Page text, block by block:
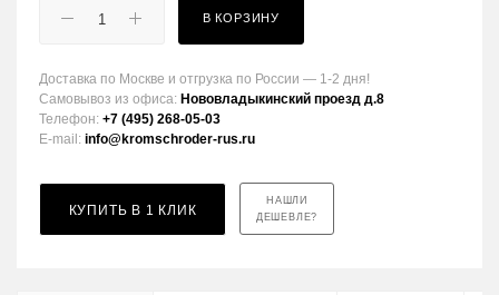
В КОРЗИНУ
Доставка по Москве и отгрузка по России — 1-2 дня!
Самовывоз из офиса: Нововладыкинский проезд д.8
Телефон: +7 (495) 268-05-03
E-mail: info@kromschroder-rus.ru
КУПИТЬ В 1 КЛИК
НАШЛИ
ДЕШЕВЛЕ?